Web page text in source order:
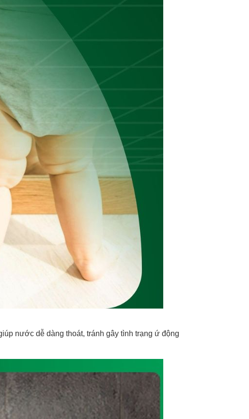
nước dễ dàng thoát, tránh gây tình trạng ứ động